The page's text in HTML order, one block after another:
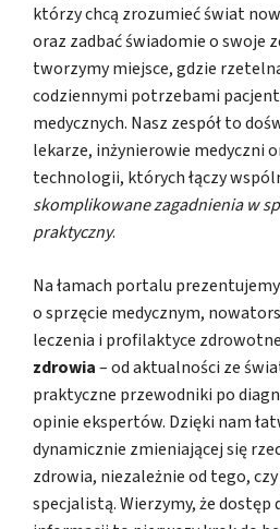
którzy chcą zrozumieć świat
oraz zadbać świadomie o swoje
tworzymy miejsce, gdzie
codziennymi potrzebami
medycznych. Nasz zespół to
lekarze, inżynierowie medyczni
technologii, których łączy
skomplikowane zagadnienia w
praktyczny.
Na łamach portalu
o sprzęcie medycznym,
leczenia i profilaktyce
zdrowia– od aktualności ze
praktyczne przewodniki po
opinie ekspertów. Dzięki nam
dynamicznie zmieniającej się
zdrowia, niezależnie od tego,
specjalistą. Wierzymy, że dostęp